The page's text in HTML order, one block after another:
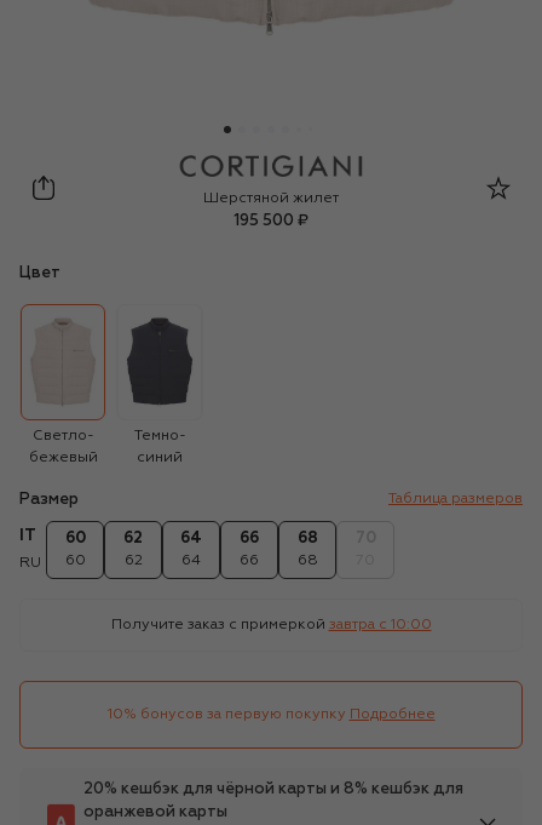
Cortigiani
Шерстяной жилет
195 500 ₽
Цвет
Светло-
бежевый
Темно-
синий
Размер Таблица размеров
RU
60
60
62
62
64
64
66
66
68
68
Получите заказ с примеркой завтра c 10:00
10% бонусов за первую покупку Подробнее
20% кешбэк для чёрной карты и 8% кешбэк для
оранжевой карты